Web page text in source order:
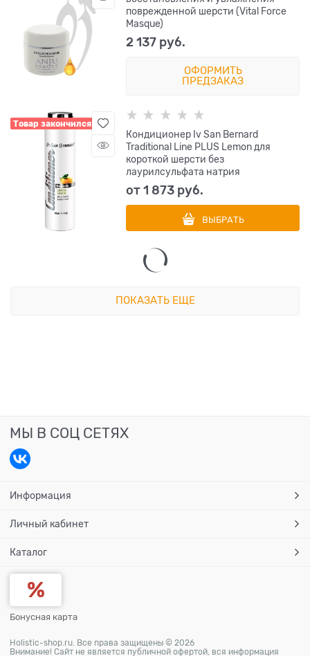
поврежденной шерсти (Vital Force
Masque)
2 137 руб.
ОФОРМИТЬ
ПРЕДЗАКАЗ
Товар закончился
Кондиционер Iv San Bernard
Traditional Line PLUS Lemon для
короткой шерсти без
лаурилсульфата натрия
от1 873 руб.
ВЫБРАТЬ
ПОКАЗАТЬ ЕЩЕ
МЫ В СОЦ СЕТЯХ
Информация
Личный кабинет
Каталог
Бонусная карта
Holistic-shop.ru. Все права защищены © 2026
Внимание! Сайт не является публичной офертой, вся информация